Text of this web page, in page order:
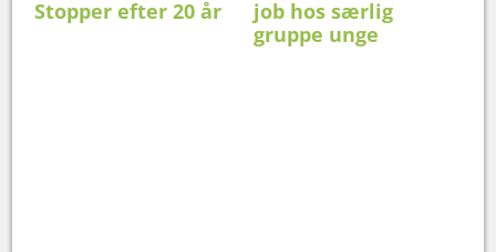
Stopper efter 20 år
job hos særlig
gruppe unge